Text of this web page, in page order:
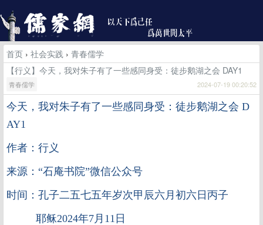
首页 › 社会实践 › 青春儒学
【行义】今天，我对朱子有了一些感同身受：徒步鹅湖之会 DAY1
青春儒学 2024-07-19 00:20:52
今天，我对朱子有了一些感同身受：徒步鹅湖之会 D
AY1
作者：行义
来源：“石庵书院”微信公众号
时间：孔子二五七五年岁次甲辰六月初六日丙子
耶稣2024年7月11日